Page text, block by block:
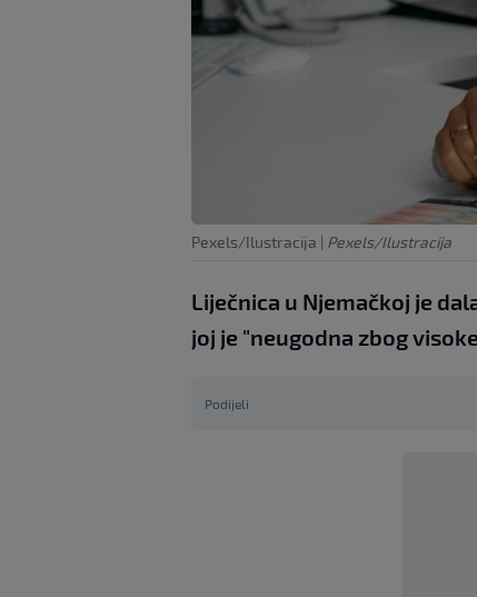
Pexels/Ilustracija | Pexels/Ilustracija
Liječnica u Njemačkoj je
joj je "neugodna zbog
Podijeli